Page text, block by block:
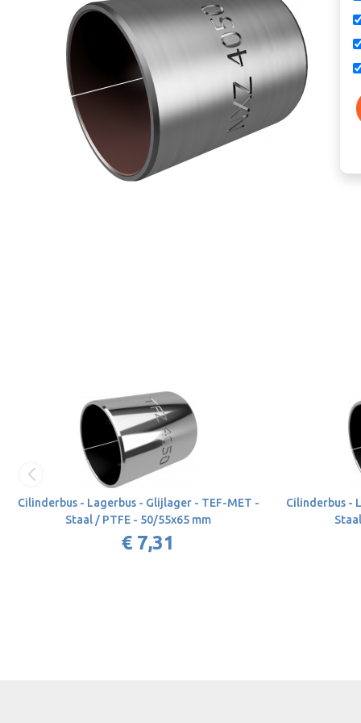
Cilinderbus - Lagerbus - Glijlager - TEF-MET -
Staal / PTFE - 50/55x65 mm
€ 7,31
Cilinderbus -